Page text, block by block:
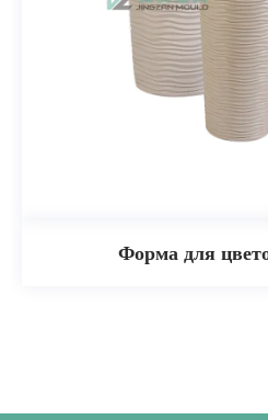
Форма для